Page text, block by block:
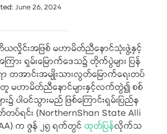
: June 26, 2024
ယလှိုင်းအဖြစ် မဟာမိတ်ညီနောင်သုံးဖွဲ့နှင့်
ား ရှမ်းမြောက်ဒေသ၌ တိုက်ပွဲများ ပြန်
ရာ တအာင်းအမျိုးသားလွတ်မြောက်ရေးတပ်
မဟာမိတ်ညီနောင်များနှင့်လက်တွဲ၍ စစ်
၌ ပါဝင်သွားမည် ဖြစ်ကြောင်းရှမ်းပြည်န
ပ်ရင်း (NorthernShan State Alli
က ဇွန် ၂၅ ရက်တွင် ထုတ်ပြန်လိုက်သ